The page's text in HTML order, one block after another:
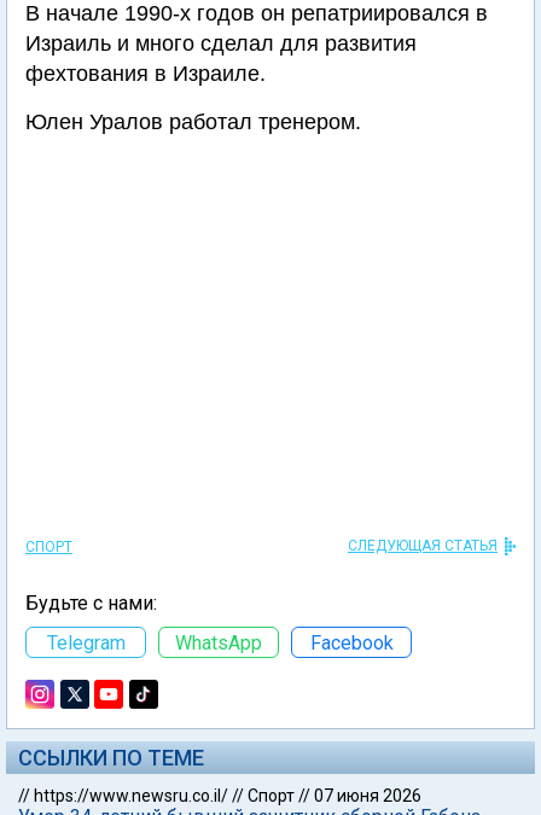
В начале 1990-х годов он репатриировался в
Израиль и много сделал для развития
фехтования в Израиле.
Юлен Уралов работал тренером.
СПОРТ СЛЕДУЮЩАЯ СТАТЬЯ
Будьте с нами:
Telegram
WhatsApp Facebook
ССЫЛКИ ПО ТЕМЕ
// https://www.newsru.co.il///Спорт//07 июня 2026